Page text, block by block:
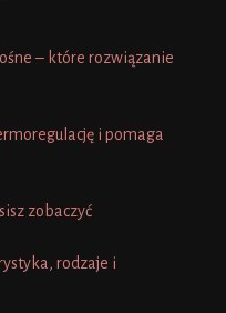
– które rozwiązanie
i pomaga
zobaczyć
rodzaje i